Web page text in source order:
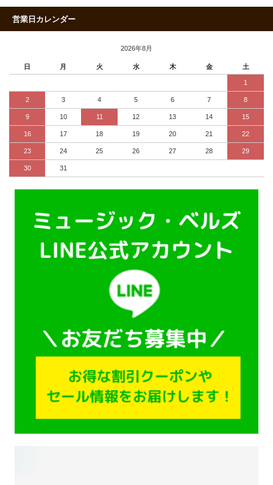
営業日カレンダー
2026年8月
日 月 火 水 木 金 土
1
2 3 4 5 6 7 8
9 10 11 12 13 14 15
16 17 18 19 20 21 22
23 24 25 26 27 28 29
30 31